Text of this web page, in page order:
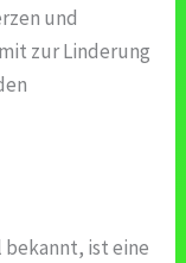
und
zur Linderung
ist eine